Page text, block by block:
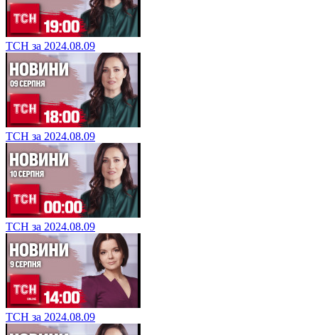
ТСН за 2024.08.09
ТСН за 2024.08.09
ТСН за 2024.08.09
ТСН за 2024.08.09